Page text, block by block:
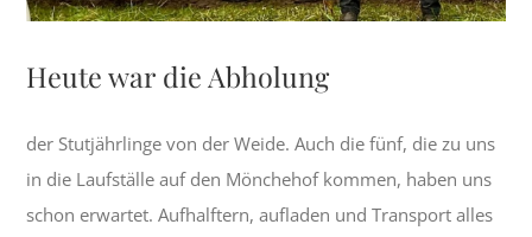
Heute war die Abholung
der Stutjährlinge von der Weide. Auch die fünf, die zu uns
in die Laufställe auf den Mönchehof kommen, haben uns
schon erwartet. Aufhalftern, aufladen und Transport alles